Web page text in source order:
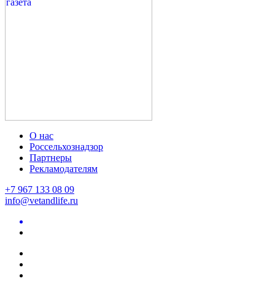
О нас
Россельхознадзор
Партнеры
Рекламодателям
+7 967 133 08 09
info@vetandlife.ru